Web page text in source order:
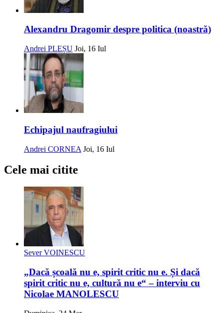
Alexandru Dragomir despre politica (noastră)
Andrei PLEȘU Joi, 16 Iul
Echipajul naufragiului
Andrei CORNEA Joi, 16 Iul
Cele mai citite
Sever VOINESCU
„Dacă școală nu e, spirit critic nu e. Și dacă
spirit critic nu e, cultură nu e“ – interviu cu
Nicolae MANOLESCU